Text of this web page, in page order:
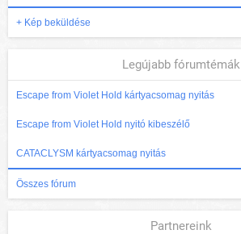
+ Kép beküldése
Legújabb fórumtémák
Escape from Violet Hold kártyacsomag nyitás
Escape from Violet Hold nyitó kibeszélő
CATACLYSM kártyacsomag nyitás
Összes fórum
Partnereink